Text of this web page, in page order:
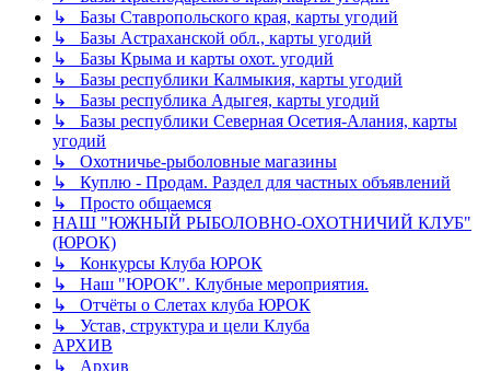
↳ Базы Ставропольского края, карты угодий
↳ Базы Астраханской обл., карты угодий
↳ Базы Крыма и карты охот. угодий
↳ Базы республики Калмыкия, карты угодий
↳ Базы республика Адыгея, карты угодий
↳ Базы республики Северная Осетия-Алания, карты
угодий
↳ Охотничье-рыболовные магазины
↳ Куплю - Продам. Раздел для частных объявлений
↳ Просто общаемся
НАШ "ЮЖНЫЙ РЫБОЛОВНО-ОХОТНИЧИЙ КЛУБ"
(ЮРОК)
↳ Конкурсы Клуба ЮРОК
↳ Наш "ЮРОК". Клубные мероприятия.
↳ Отчёты о Слетах клуба ЮРОК
↳ Устав, структура и цели Клуба
АРХИВ
↳ Архив